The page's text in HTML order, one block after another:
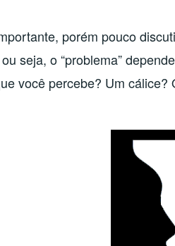
porém pouco
seja, o “problema”
você percebe? Um